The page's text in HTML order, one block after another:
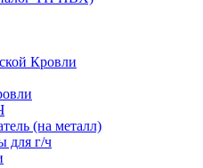
Кровли
(на металл)
для г/ч